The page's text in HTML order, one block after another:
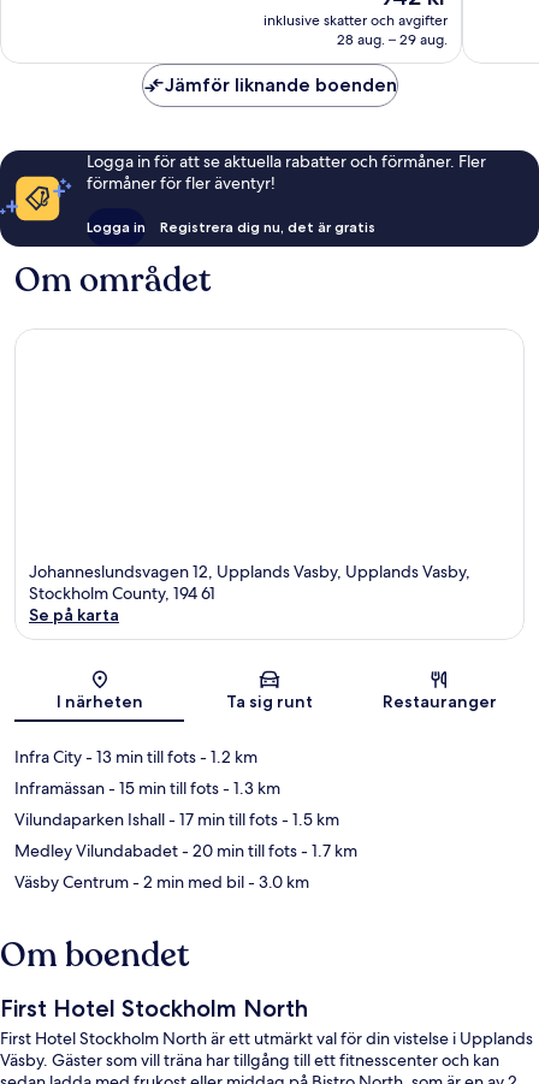
är
942 kr
inklusive skatter och avgifter
28 aug. – 29 aug.
Jämför liknande boenden
Logga in för att se aktuella rabatter och förmåner. Fler
förmåner för fler äventyr!
Logga in Registrera dig nu, det är gratis
Om området
Johanneslundsvagen 12, Upplands Vasby, Upplands Vasby,
Stockholm County, 194 61
Se på karta
I närheten Ta sig runt Restauranger
Infra City- 13 min till fots- 1.2 km
Inframässan- 15 min till fots- 1.3 km
Vilundaparken Ishall- 17 min till fots- 1.5 km
Medley Vilundabadet- 20 min till fots- 1.7 km
Väsby Centrum- 2 min med bil- 3.0 km
Om boendet
First Hotel Stockholm North
First Hotel Stockholm North är ett utmärkt val för din vistelse i Upplands
Väsby. Gäster som vill träna har tillgång till ett fitnesscenter och kan